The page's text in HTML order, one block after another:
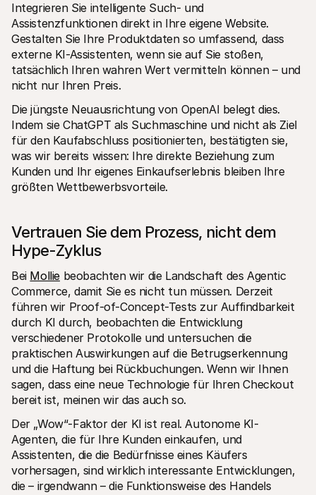
Integrieren Sie intelligente Such- und
Assistenzfunktionen direkt in Ihre eigene Website.
Gestalten Sie Ihre Produktdaten so umfassend, dass
externe KI-Assistenten, wenn sie auf Sie stoßen,
tatsächlich Ihren wahren Wert vermitteln können – und
nicht nur Ihren Preis.
Die jüngste Neuausrichtung von OpenAI belegt dies.
Indem sie ChatGPT als Suchmaschine und nicht als Ziel
für den Kaufabschluss positionierten, bestätigten sie,
was wir bereits wissen: Ihre direkte Beziehung zum
Kunden und Ihr eigenes Einkaufserlebnis bleiben Ihre
größten Wettbewerbsvorteile.
Vertrauen Sie dem Prozess, nicht dem
Hype-Zyklus
Bei Mollie beobachten wir die Landschaft des Agentic
Commerce, damit Sie es nicht tun müssen. Derzeit
führen wir Proof-of-Concept-Tests zur Auffindbarkeit
durch KI durch, beobachten die Entwicklung
verschiedener Protokolle und untersuchen die
praktischen Auswirkungen auf die Betrugserkennung
und die Haftung bei Rückbuchungen. Wenn wir Ihnen
sagen, dass eine neue Technologie für Ihren Checkout
bereit ist, meinen wir das auch so.
Der „Wow“-Faktor der KI ist real. Autonome KI-
Agenten, die für Ihre Kunden einkaufen, und
Assistenten, die die Bedürfnisse eines Käufers
vorhersagen, sind wirklich interessante Entwicklungen,
die – irgendwann – die Funktionsweise des Handels